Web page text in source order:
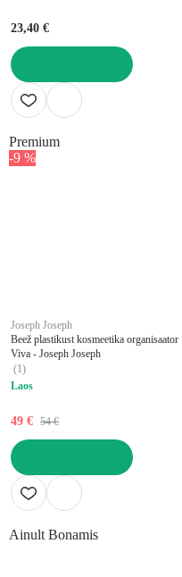
23,40 €
LISA OSTUKORVI
Premium
-9 %
Joseph Joseph
Beež plastikust kosmeetika organisaator
Viva - Joseph Joseph
(1)
Laos
49 € 54 €
LISA OSTUKORVI
Ainult Bonamis